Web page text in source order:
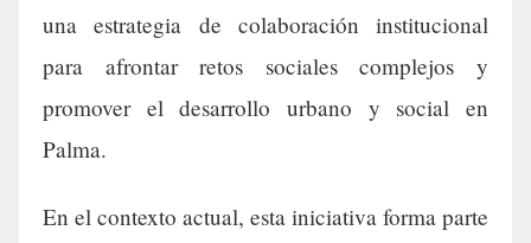
una estrategia de colaboración institucional
para afrontar retos sociales complejos y
promover el desarrollo urbano y social en
Palma.
En el contexto actual, esta iniciativa forma parte